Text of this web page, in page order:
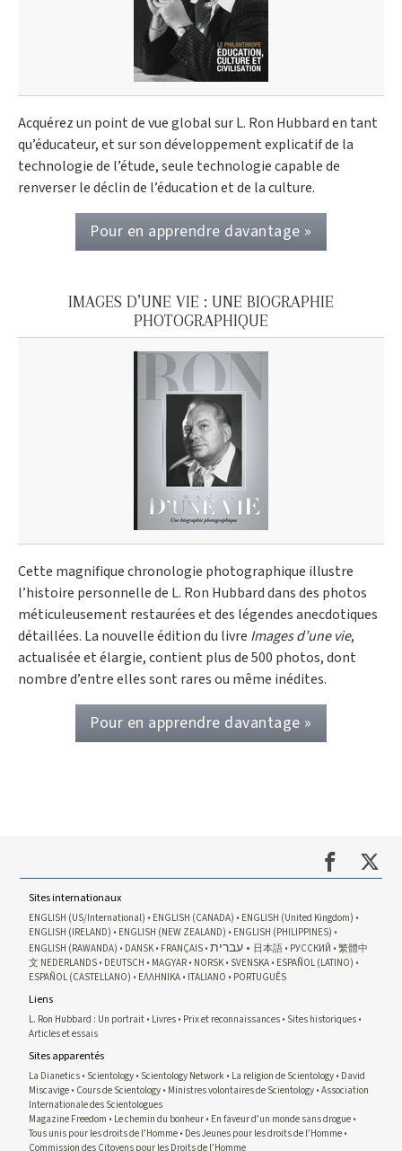
Acquérez un point de vue global sur L. Ron Hubbard en tant
qu’éducateur, et sur son développement explicatif de la
technologie de l’étude, seule technologie capable de
renverser le déclin de l’éducation et de la culture.
Pour en apprendre davantage »
IMAGES D’UNE VIE : UNE BIOGRAPHIE
PHOTOGRAPHIQUE
Cette magnifique chronologie photographique illustre
l’histoire personnelle de L. Ron Hubbard dans des photos
méticuleusement restaurées et des légendes anecdotiques
détaillées. La nouvelle édition du livre Images d’une vie,
actualisée et élargie, contient plus de 500 photos, dont
nombre d’entre elles sont rares ou même inédites.
Pour en apprendre davantage »
Sites internationaux
ENGLISH (US/International) ENGLISH (CANADA)
ENGLISH (United Kingdom)
ENGLISH (IRELAND)
ENGLISH (NEW ZEALAND)
ENGLISH (PHILIPPINES)
ENGLISH (RAWANDA)
DANSK FRANÇAIS עברית 日本語 РУССКИЙ
繁體中
文 NEDERLANDS DEUTSCH MAGYAR NORSK SVENSKA ESPAÑOL (LATINO)
ESPAÑOL (CASTELLANO)
ΕΛΛΗΝΙΚA ITALIANO PORTUGUÊS
Liens
L. Ron Hubbard : Un portrait Livres Prix et reconnaissances Sites historiques
Articles et essais
Sites apparentés
La Dianetics Scientology Scientology Network La religion de Scientology David
Miscavige Cours de Scientology Ministres volontaires de Scientology Association
Internationale des Scientologues
Magazine Freedom
Le chemin du bonheur En faveur d’un monde sans drogue
Tous unis pour les droits de l’Homme Des Jeunes pour les droits de l’Homme
Commission des Citoyens pour les Droits de l’Homme